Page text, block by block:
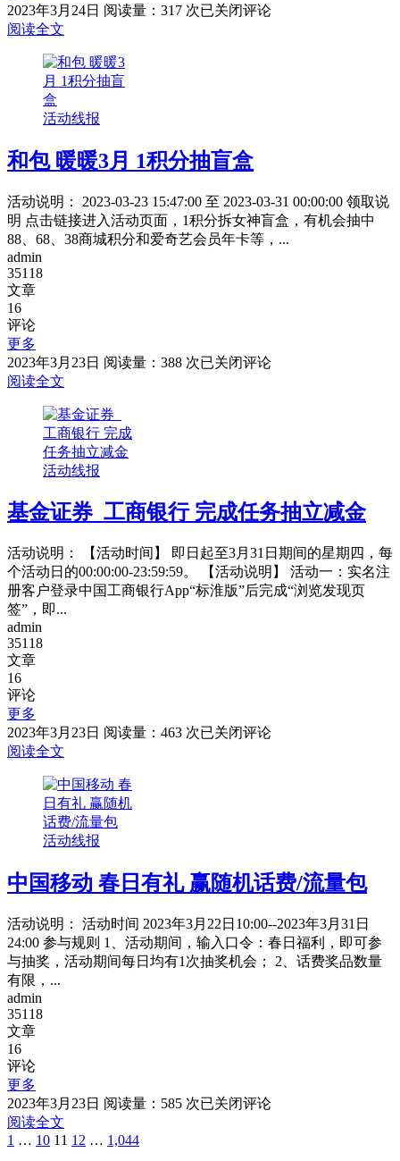
2023年3月24日 阅读量：317 次云
缴
满
20
元
随
元
已关闭评论
阅读全文
活动线报
和包 暖暖3月 1积分抽盲盒
活动说明： 2023-03-23 15:47:00 至 2023-03-31 00:00:00 领取说
明 点击链接进入活动页面，1积分拆女神盲盒，有机会抽中
88、68、38商城积分和爱奇艺会员年卡等，...
admin
35118
文章
16
评论
更多
2023年3月23日 阅读量：388 次和
分
抽
盲
盒
已关闭评论
阅读全文
活动线报
基金证券_工商银行 完成任务抽立减金
活动说明： 【活动时间】 即日起至3月31日期间的星期四，每
个活动日的00:00:00-23:59:59。 【活动说明】 活动一：实名注
册客户登录中国工商银行App“标淮版”后完成“浏览发现页
签”，即...
admin
35118
文章
16
评论
更多
2023年3月23日 阅读量：463 次基
行
完
成
任
务
抽
已关闭评论
阅读全文
活动线报
中国移动 春日有礼 赢随机话费/流量包
活动说明： 活动时间 2023年3月22日10:00--2023年3月31日
24:00 参与规则 1、活动期间，输入口令：春日福利，即可参
与抽奖，活动期间每日均有1次抽奖机会； 2、话费奖品数量
有限，...
admin
35118
文章
16
评论
更多
2023年3月23日 阅读量：585 次中
已关闭评论
阅读全文
文
第
1 页
… 第
10页
第
11 页
第
12 页
… 第
1,044页